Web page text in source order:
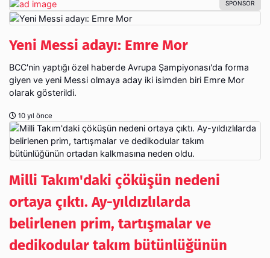
Yeni Messi adayı: Emre Mor
BCC'nin yaptığı özel haberde Avrupa Şampiyonası'da forma
giyen ve yeni Messi olmaya aday iki isimden biri Emre Mor
olarak gösterildi.
10 yıl önce
Milli Takım'daki çöküşün nedeni
ortaya çıktı. Ay-yıldızlılarda
belirlenen prim, tartışmalar ve
dedikodular takım bütünlüğünün